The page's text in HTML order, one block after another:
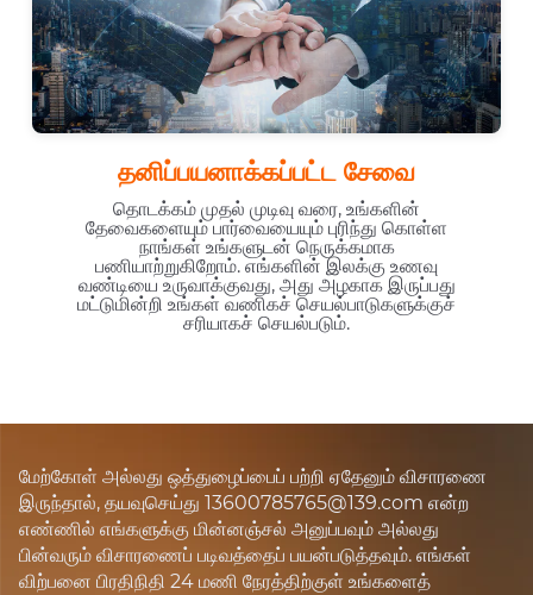
தனிப்பயனாக்கப்பட்ட சேவை
தொடக்கம் முதல் முடிவு வரை, உங்களின்
தேவைகளையும் பார்வையையும் புரிந்து கொள்ள
நாங்கள் உங்களுடன் நெருக்கமாக
பணியாற்றுகிறோம். எங்களின் இலக்கு உணவு
வண்டியை உருவாக்குவது, அது அழகாக இருப்பது
மட்டுமின்றி உங்கள் வணிகச் செயல்பாடுகளுக்குச்
சரியாகச் செயல்படும்.
மேற்கோள் அல்லது ஒத்துழைப்பைப் பற்றி ஏதேனும் விசாரணை
இருந்தால், தயவுசெய்து 13600785765@139.com என்ற
எண்ணில் எங்களுக்கு மின்னஞ்சல் அனுப்பவும் அல்லது
பின்வரும் விசாரணைப் படிவத்தைப் பயன்படுத்தவும். எங்கள்
விற்பனை பிரதிநிதி 24 மணி நேரத்திற்குள் உங்களைத்